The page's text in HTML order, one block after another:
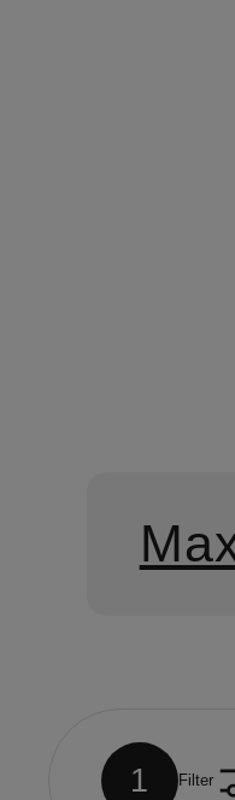
1 Filter